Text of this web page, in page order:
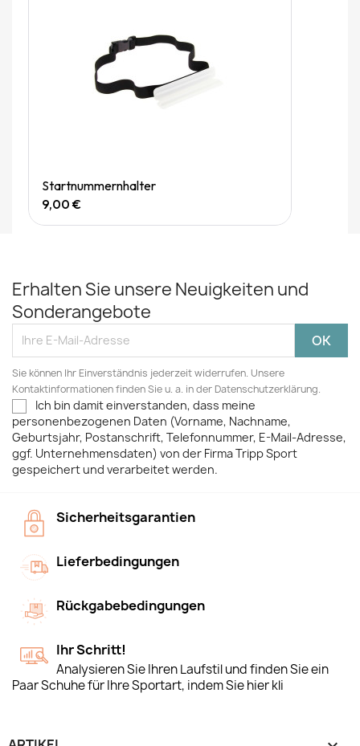
Quick View
Startnummernhalter
9,00 €
Erhalten Sie unsere Neuigkeiten und
Sonderangebote
Sie können Ihr Einverständnis jederzeit widerrufen. Unsere
Kontaktinformationen finden Sie u. a. in der Datenschutzerklärung.
Ich bin damit einverstanden, dass meine
personenbezogenen Daten (Vorname, Nachname,
Geburtsjahr, Postanschrift, Telefonnummer, E-Mail-Adresse,
ggf. Unternehmensdaten) von der Firma Tripp Sport
gespeichert und verarbeitet werden.
Sicherheitsgarantien
Lieferbedingungen
Rückgabebedingungen
Ihr Schritt!
Analysieren Sie Ihren Laufstil und finden Sie ein
Paar Schuhe für Ihre Sportart, indem Sie hier kli